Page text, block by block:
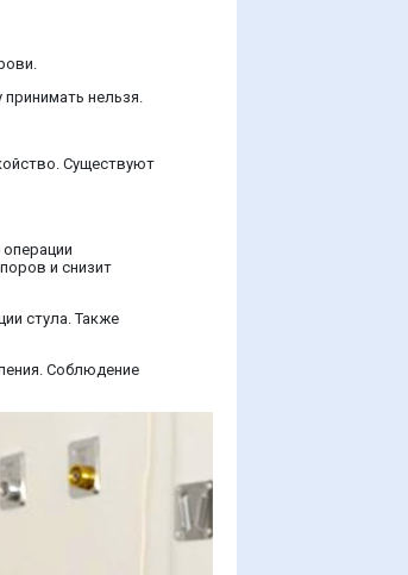
нельзя.
Существуют
и снизит
стула. Также
Соблюдение